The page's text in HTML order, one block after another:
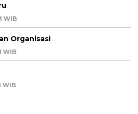
WIB
Organisasi
WIB
WIB